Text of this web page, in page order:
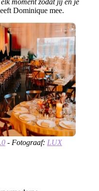
Dominique mee.
- Fotograaf: LUX